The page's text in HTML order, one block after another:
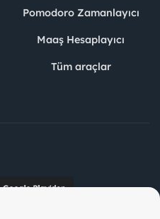
Pomodoro Zamanlayıcı
Maaş Hesaplayıcı
Tüm araçlar